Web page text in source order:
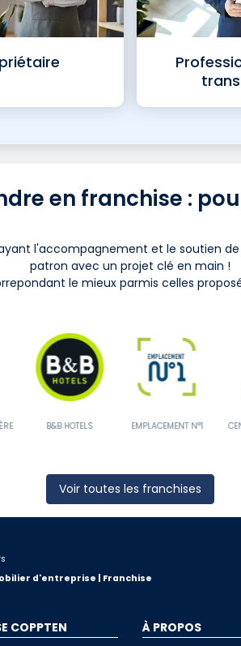
en franchise :
l'accompagnement et le soutien
patron avec un projet clé en main !
le mieux parmis celles
EMPLACEMENT N°1 CENTRE SERVICES
Voir toutes les franchises
d'entreprise | Franchise
COPPTEN À PROPOS